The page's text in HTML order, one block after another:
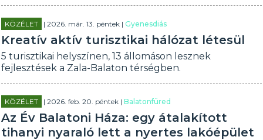
KÖZÉLET | 2026. már. 13. péntek |Gyenesdiás
Kreatív aktív turisztikai hálózat létesül
5 turisztikai helyszínen, 13 állomáson lesznek
fejlesztések a Zala-Balaton térségben.
KÖZÉLET | 2026. feb. 20. péntek |Balatonfüred
Az Év Balatoni Háza: egy átalakított
tihanyi nyaraló lett a nyertes lakóépület